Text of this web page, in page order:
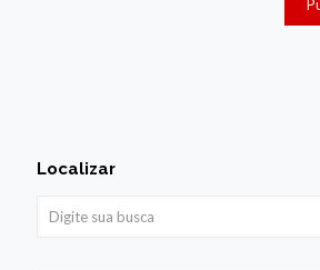
Localizar